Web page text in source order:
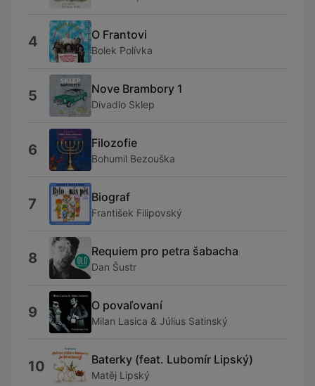
4 O Frantovi
Bolek Polívka
5 Nove Brambory 1
Divadlo Sklep
6 Filozofie
Bohumil Bezouška
7 Biograf
František Filipovský
8 Requiem pro petra šabacha
Dan Šustr
9 O povaľovaní
Milan Lasica & Július Satinský
10 Baterky (feat. Lubomír Lipský)
Matěj Lipský